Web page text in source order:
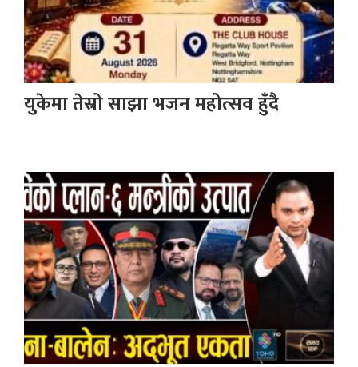
युकेमा तेस्रो साझा भजन महोत्सव हुँदै